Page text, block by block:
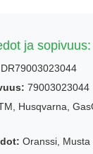
ja sopivuus:
DR79003023044
79003023044
Husqvarna,
Oranssi, Musta